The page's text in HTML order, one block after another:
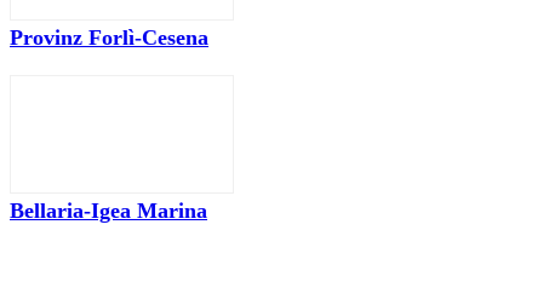
Provinz Forlì-Cesena
Bellaria-Igea Marina